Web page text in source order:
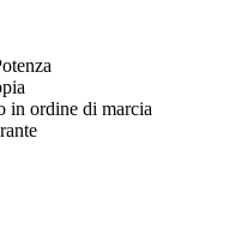
in ordine di marcia